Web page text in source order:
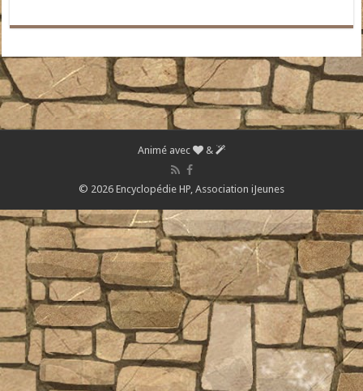
Animé avec &
© 2026 Encyclopédie HP, Association iJeunes